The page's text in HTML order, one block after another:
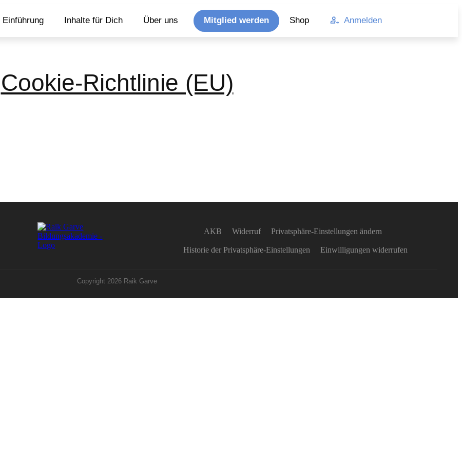
Einführung Inhalte für Dich Über uns Mitglied werden Shop Anmelden
Cookie-Richtlinie (EU)
AKB Widerruf Privatsphäre-Einstellungen ändern
Historie der Privatsphäre-Einstellungen Einwilligungen widerrufen
Copyright 2026 Raik Garve